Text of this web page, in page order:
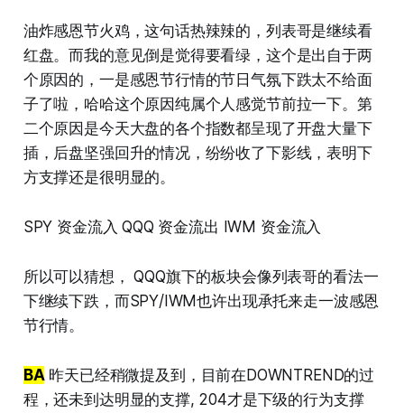
油炸感恩节火鸡，这句话热辣辣的，列表哥是继续看
红盘。而我的意见倒是觉得要看绿，这个是出自于两
个原因的，一是感恩节行情的节日气氛下跌太不给面
子了啦，哈哈这个原因纯属个人感觉节前拉一下。第
二个原因是今天大盘的各个指数都呈现了开盘大量下
插，后盘坚强回升的情况，纷纷收了下影线，表明下
方支撑还是很明显的。
SPY 资金流入 QQQ 资金流出 IWM 资金流入
所以可以猜想， QQQ旗下的板块会像列表哥的看法一
下继续下跌，而SPY/IWM也许出现承托来走一波感恩
节行情。
BA昨天已经稍微提及到，目前在DOWNTREND的过
程，还未到达明显的支撑, 204才是下级的行为支撑